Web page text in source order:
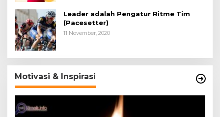
Leader adalah Pengatur Ritme Tim
(Pacesetter)
11 November, 2020
Motivasi & Inspirasi